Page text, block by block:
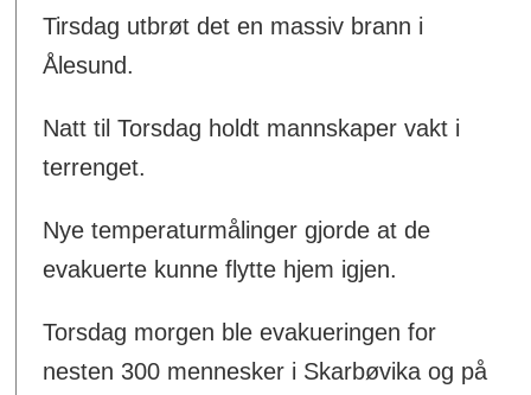
Tirsdag utbrøt det en massiv brann i
Ålesund.
Natt til Torsdag holdt mannskaper vakt i
terrenget.
Nye temperaturmålinger gjorde at de
evakuerte kunne flytte hjem igjen.
Torsdag morgen ble evakueringen for
nesten 300 mennesker i Skarbøvika og på